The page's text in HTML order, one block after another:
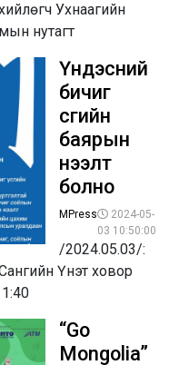
Ухнаагийн
нутагт
Үндэсний
бичиг
үсгийн
баярын
нээлт
болно
MPress
2024-05-
03 10:50:00
/2024.05.03/:
Үнэт ховор
“Go
Мongolia”